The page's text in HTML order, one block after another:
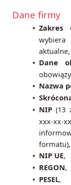
Dane firmy
• Zakres
aktualne,
• Dane
• Nazwa
•
• NIP(13
xxx-xx-
formatu),
• NIP UE,
• REGON,
• PESEL,